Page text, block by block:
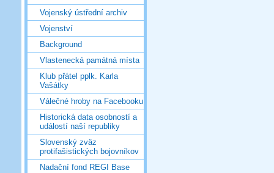
Vojenský ústřední archiv
Vojenství
Background
Vlastenecká památná místa
Klub přátel pplk. Karla
Vašátky
Válečné hroby na Facebooku
Historická data osobností a
událostí naší republiky
Slovenský zväz
protifašistických bojovníkov
Nadační fond REGI Base